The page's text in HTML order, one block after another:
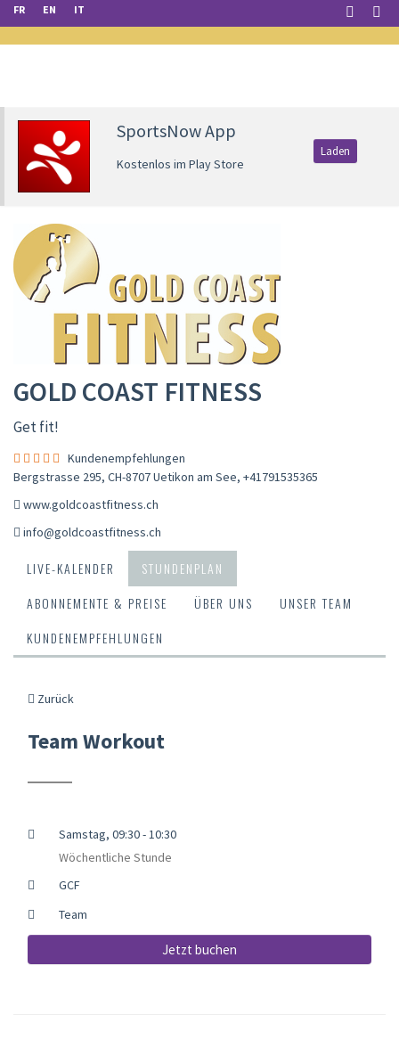
FR EN IT
SportsNow App
Kostenlos im Play Store
Laden
GOLD COAST FITNESS
Get fit!
Kundenempfehlungen
Bergstrasse 295, CH-8707 Uetikon am See, +41791535365
www.goldcoastfitness.ch
info@goldcoastfitness.ch
LIVE-KALENDER
STUNDENPLAN
ABONNEMENTE & PREISE
ÜBER UNS
UNSER TEAM
KUNDENEMPFEHLUNGEN
Zurück
Team Workout
Samstag, 09:30 - 10:30
Wöchentliche Stunde
GCF
Team
Jetzt buchen